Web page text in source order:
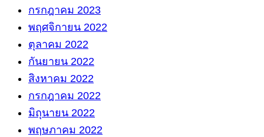
กรกฎาคม 2023
พฤศจิกายน 2022
ตุลาคม 2022
กันยายน 2022
สิงหาคม 2022
กรกฎาคม 2022
มิถุนายน 2022
พฤษภาคม 2022